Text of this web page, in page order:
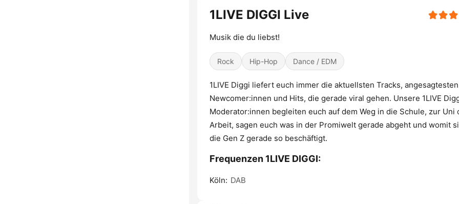
1LIVE DIGGI Live
Musik die du liebst!
Rock Hip-Hop Dance / EDM
1LIVE Diggi liefert euch immer die aktuellsten Tracks, angesagtesten
Newcomer:innen und Hits, die gerade viral gehen. Unsere 1LIVE
Moderator:innen begleiten euch auf dem Weg in die Schule, zur Uni
Arbeit, sagen euch was in der Promiwelt gerade abgeht und womit
die Gen Z gerade so beschäftigt.
Frequenzen 1LIVE DIGGI:
Köln: DAB